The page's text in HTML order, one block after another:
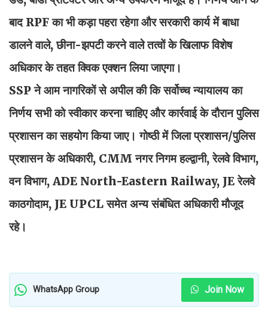
बाद RPF का भी कड़ा पहरा रहेगा और सरकारी कार्य में बाधा
डालने वाले, छीना-झपटी करने वाले तत्वों के खिलाफ विशेष
अधिकार के तहत क्विक एक्शन लिया जाएगा।
SSP ने आम नागरिकों से अपील की कि सर्वोच्च न्यायालय का
निर्णय सभी को स्वीकार करना चाहिए और कार्रवाई के दौरान पुलिस
प्रशासन का सहयोग किया जाए। गोष्ठी में जिला प्रशासन/पुलिस
प्रशासन के अधिकारी, CMM नगर निगम हल्द्वानी, रेलवे विभाग,
वन विभाग, ADE North-Eastern Railway, JE रेलवे
काठगोदाम, JE UPCL समेत अन्य संबंधित अधिकारी मौजूद
रहे।
WhatsApp Group Join Now